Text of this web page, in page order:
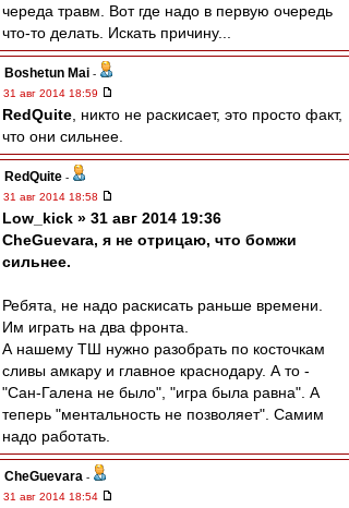
череда травм. Вот где надо в первую очередь
что-то делать. Искать причину...
Boshetun Mai -
31 авг 2014 18:59
RedQuite , никто не раскисает, это просто факт,
что они сильнее.
RedQuite -
31 авг 2014 18:58
Low_kick » 31 авг 2014 19:36
CheGuevara, я не отрицаю, что бомжи
сильнее.
Ребята, не надо раскисать раньше времени.
Им играть на два фронта.
А нашему ТШ нужно разобрать по косточкам
сливы амкару и главное краснодару. А то -
"Сан-Галена не было", "игра была равна". А
теперь "ментальность не позволяет". Самим
надо работать.
CheGuevara -
31 авг 2014 18:54